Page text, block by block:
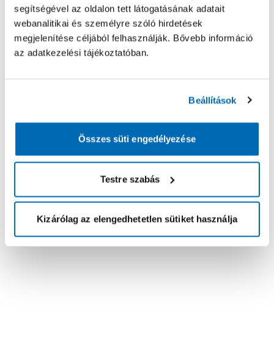
segítségével az oldalon tett látogatásának adatait
webanalitikai és személyre szóló hirdetések
megjelenítése céljából felhasználják. Bővebb információ
az adatkezelési tájékoztatóban.
Beállítások
Összes süti engedélyezése
Testre szabás
Kizárólag az elengedhetetlen sütiket használja